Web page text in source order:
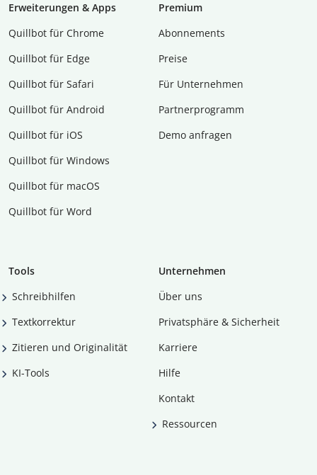
Erweiterungen & Apps
Quillbot für Chrome
Quillbot für Edge
Quillbot für Safari
Quillbot für Android
Quillbot für iOS
Quillbot für Windows
Quillbot für macOS
Quillbot für Word
Premium
Abon­ne­ments
Preise
Für Unternehmen
Partnerprogramm
Demo anfragen
Tools
Schreibhilfen
Textkorrektur
Zitieren und Originalität
KI-Tools
Unternehmen
Über uns
Privatsphäre & Sicherheit
Karriere
Hilfe
Kontakt
Ressourcen